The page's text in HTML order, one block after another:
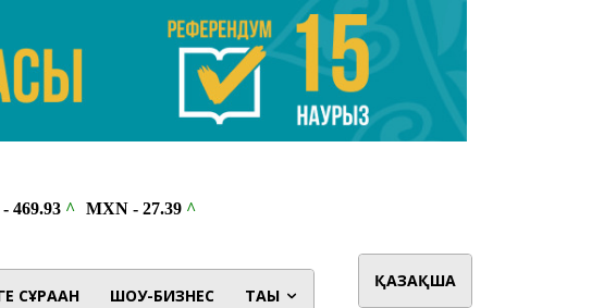
СҰРАҒАН ШОУ-БИЗНЕС ТАҒЫ
ҚАЗАҚША